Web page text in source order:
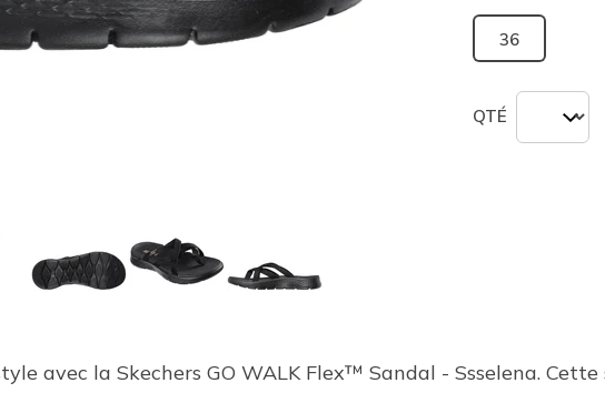
36
QTÉ
avec la Skechers GO WALK Flex™ Sandal - Ssselena.